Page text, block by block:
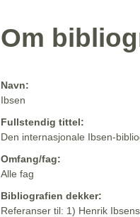
Om
Navn:
Ibsen
Fullstendig tittel:
Den internasjonale Ibsen-
Omfang/fag:
Alle fag
Bibliografien dekker:
Referanser til: 1) Henrik